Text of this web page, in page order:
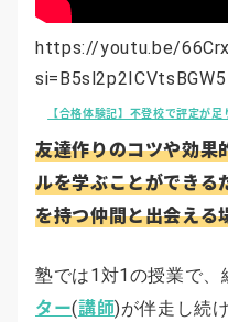
https://youtu.be/
si=B5sl2p2ICVtsBGW5
【合格体験記】不登校で評定が
友達作りのコツや効果
ルを学ぶことができる
を持つ仲間と出会える
塾では1対1の授業で、
ター(講師)が伴走し続